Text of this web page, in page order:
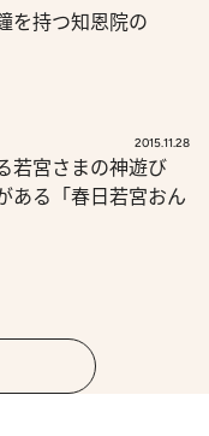
を持つ知恩院の
2015.11.28
若宮さまの神遊び
ある「春日若宮おん